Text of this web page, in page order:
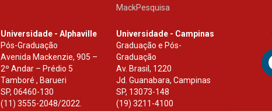
MackPesquisa
Universidade - Alphaville
Pós-Graduação
Avenida Mackenzie, 905 –
2º Andar – Prédio 5
Tamboré , Barueri
SP, 06460-130
(11) 3555-2048/2022.
Universidade - Campinas
Graduação e Pós-
Graduação
Av. Brasil, 1220
Jd. Guanabara, Campinas
SP, 13073-148
(19) 3211-4100